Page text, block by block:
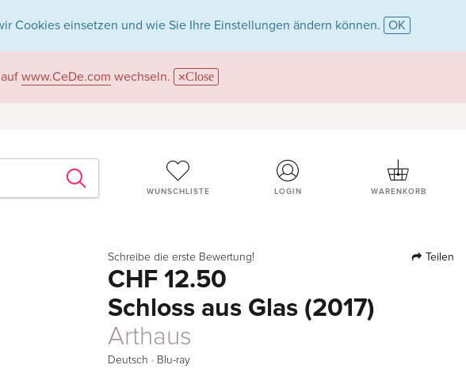
Cookies einsetzen und wie Sie Ihre Einstellungen ändern können. OK
www.CeDe.com wechseln. Close
WUNSCHLISTE LOGIN WARENKORB
Schreibe die erste Bewertung! Teilen
CHF 12.50
Schloss aus Glas (2017)
Arthaus
Deutsch · Blu-ray